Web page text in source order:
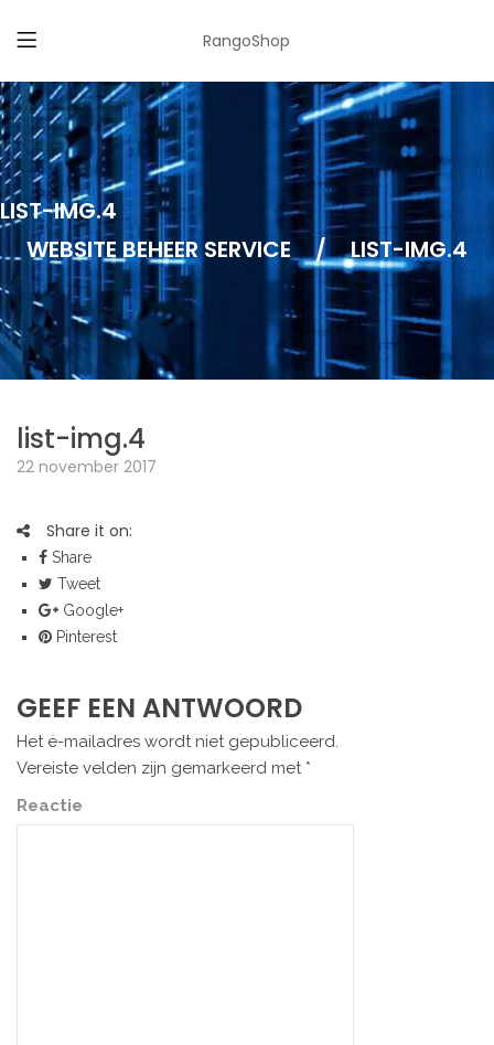
RangoShop
LIST-IMG.4
WEBSITE BEHEER SERVICE
/ LIST-IMG.4
list-img.4
22 november 2017
Share it on:
Share
Tweet
Google+
Pinterest
GEEF EEN ANTWOORD
Het e-mailadres wordt niet gepubliceerd.
Vereiste velden zijn gemarkeerd met *
Reactie